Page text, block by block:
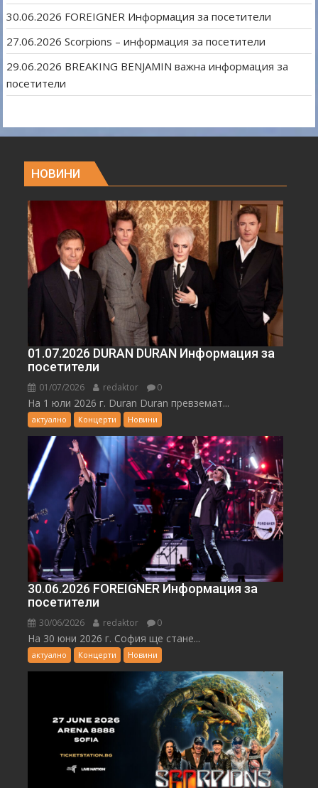
30.06.2026 FOREIGNER Информация за посетители
27.06.2026 Scorpions – информация за посетители
29.06.2026 BREAKING BENJAMIN важна информация за
посетители
НОВИНИ
01.07.2026 DURAN DURAN Информация за
посетители
01/07/2026 redaktor 0
На 1 юли 2026 г. Duran Duran превземат...
актуално Концерти Новини
30.06.2026 FOREIGNER Информация за
посетители
30/06/2026 redaktor 0
На 30 юни 2026 г. София ще стане...
актуално Концерти Новини